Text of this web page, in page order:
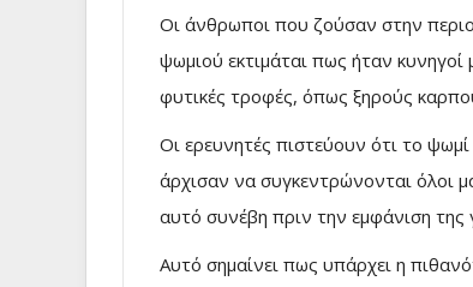
Οι άνθρωποι που ζούσαν στην
ψωμιού εκτιμάται πως ήταν
φυτικές τροφές, όπως ξηρούς
Οι ερευνητές πιστεύουν ότι το
άρχισαν να συγκεντρώνονται όλοι
αυτό συνέβη πριν την εμφάνιση της
Αυτό σημαίνει πως υπάρχει η